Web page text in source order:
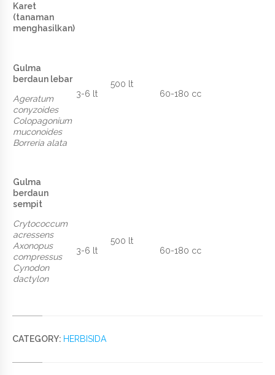
Karet
(tanaman
menghasilkan)
Gulma
berdaun lebar
Ageratum
conyzoides
Colopagonium
muconoides
Borreria alata
Gulma
berdaun
sempit
Crytococcum
acressens
Axonopus
compressus
Cynodon
dactylon
3-6 lt
3-6 lt
500 lt
500 lt
60-180 cc
60-180 cc
CATEGORY: HERBISIDA